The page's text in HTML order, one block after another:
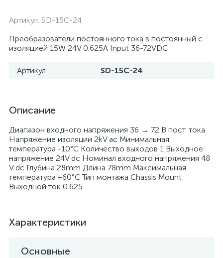
Артикул: SD-15C-24
Преобразователи постоянного тока в постоянный с
изоляцией 15W 24V 0.625A Input 36-72VDC
Артикул SD-15C-24
Описание
Диапазон входного напряжения 36 → 72 В пост. тока
Напряжение изоляции 2kV ac Минимальная
температура -10°C Количество выходов 1 Выходное
напряжение 24V dc Номинал входного напряжения 48
V dc Глубина 28mm Длина 78mm Максимальная
температура +60°C Тип монтажа Chassis Mount
Выходной ток 0.625
Характеристики
Основные